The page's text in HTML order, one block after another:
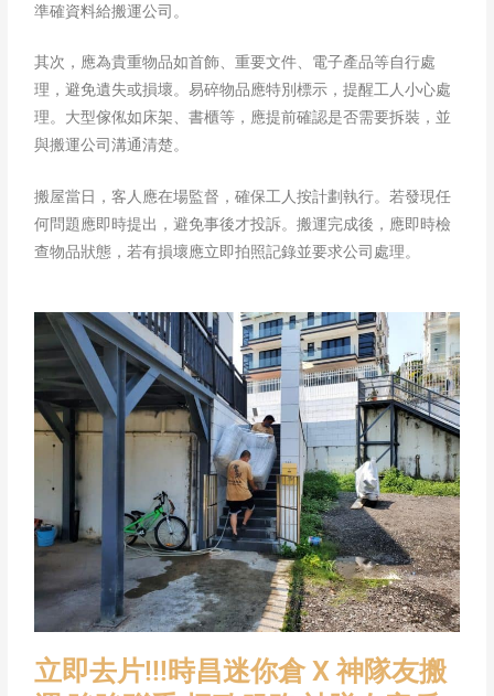
準確資料給搬運公司。
其次，應為貴重物品如首飾、重要文件、電子產品等自行處
理，避免遺失或損壞。易碎物品應特別標示，提醒工人小心處
理。大型傢俬如床架、書櫃等，應提前確認是否需要拆裝，並
與搬運公司溝通清楚。
搬屋當日，客人應在場監督，確保工人按計劃執行。若發現任
何問題應即時提出，避免事後才投訴。搬運完成後，應即時檢
查物品狀態，若有損壞應立即拍照記錄並要求公司處理。
立即去片!!!時昌迷你倉 X 神隊友搬